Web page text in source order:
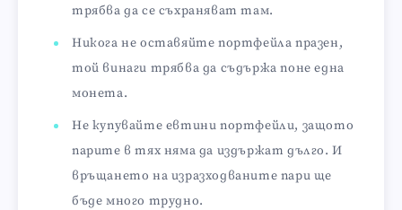
трябва да се съхраняват там.
Никога не оставяйте портфейла празен,
той винаги трябва да съдържа поне една
монета.
Не купувайте евтини портфейли, защото
парите в тях няма да издържат дълго. И
връщането на изразходваните пари ще
бъде много трудно.